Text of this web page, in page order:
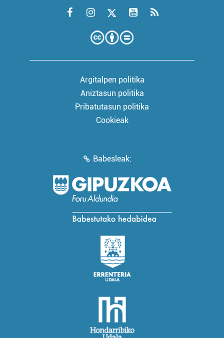
Argitalpen politika
Aniztasun politika
Pribatutasun politika
Cookieak
Babesleak: